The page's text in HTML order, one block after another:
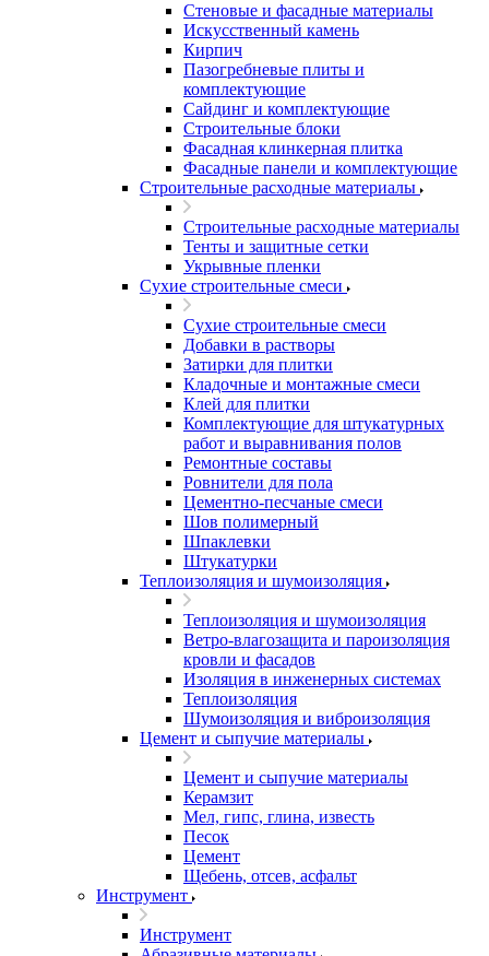
Стеновые и фасадные материалы
Искусственный камень
Кирпич
Пазогребневые плиты и
комплектующие
Сайдинг и комплектующие
Строительные блоки
Фасадная клинкерная плитка
Фасадные панели и комплектующие
Строительные расходные материалы
Строительные расходные материалы
Тенты и защитные сетки
Укрывные пленки
Сухие строительные смеси
Сухие строительные смеси
Добавки в растворы
Затирки для плитки
Кладочные и монтажные смеси
Клей для плитки
Комплектующие для штукатурных
работ и выравнивания полов
Ремонтные составы
Ровнители для пола
Цементно-песчаные смеси
Шов полимерный
Шпаклевки
Штукатурки
Теплоизоляция и шумоизоляция
Теплоизоляция и шумоизоляция
Ветро-влагозащита и пароизоляция
кровли и фасадов
Изоляция в инженерных системах
Теплоизоляция
Шумоизоляция и виброизоляция
Цемент и сыпучие материалы
Цемент и сыпучие материалы
Керамзит
Мел, гипс, глина, известь
Песок
Цемент
Щебень, отсев, асфальт
Инструмент
Инструмент